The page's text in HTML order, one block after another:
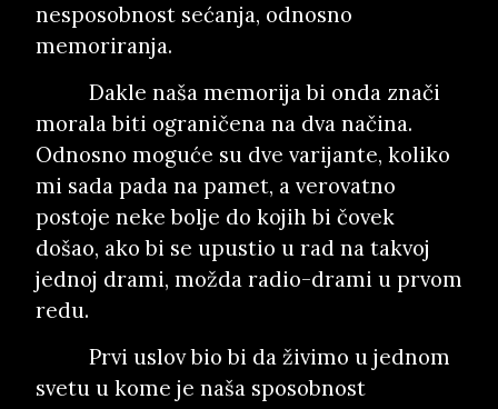
nesposobnost sećanja, odnosno
memoriranja.
Dakle naša memorija bi onda znači
morala biti ograničena na dva načina.
Odnosno moguće su dve varijante, koliko
mi sada pada na pamet, a verovatno
postoje neke bolje do kojih bi čovek
došao, ako bi se upustio u rad na takvoj
jednoj drami, možda radio-drami u prvom
redu.
Prvi uslov bio bi da živimo u jednom
svetu u kome je naša sposobnost